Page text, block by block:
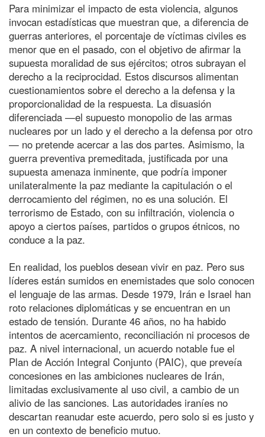
Para minimizar el impacto de esta violencia, algunos
invocan estadísticas que muestran que, a diferencia de
guerras anteriores, el porcentaje de víctimas civiles es
menor que en el pasado, con el objetivo de afirmar la
supuesta moralidad de sus ejércitos; otros subrayan el
derecho a la reciprocidad. Estos discursos alimentan
cuestionamientos sobre el derecho a la defensa y la
proporcionalidad de la respuesta. La disuasión
diferenciada —el supuesto monopolio de las armas
nucleares por un lado y el derecho a la defensa por otro
— no pretende acercar a las dos partes. Asimismo, la
guerra preventiva premeditada, justificada por una
supuesta amenaza inminente, que podría imponer
unilateralmente la paz mediante la capitulación o el
derrocamiento del régimen, no es una solución. El
terrorismo de Estado, con su infiltración, violencia o
apoyo a ciertos países, partidos o grupos étnicos, no
conduce a la paz.
En realidad, los pueblos desean vivir en paz. Pero sus
líderes están sumidos en enemistades que solo conocen
el lenguaje de las armas. Desde 1979, Irán e Israel han
roto relaciones diplomáticas y se encuentran en un
estado de tensión. Durante 46 años, no ha habido
intentos de acercamiento, reconciliación ni procesos de
paz. A nivel internacional, un acuerdo notable fue el
Plan de Acción Integral Conjunto (PAIC), que preveía
concesiones en las ambiciones nucleares de Irán,
limitadas exclusivamente al uso civil, a cambio de un
alivio de las sanciones. Las autoridades iraníes no
descartan reanudar este acuerdo, pero solo si es justo y
en un contexto de beneficio mutuo.